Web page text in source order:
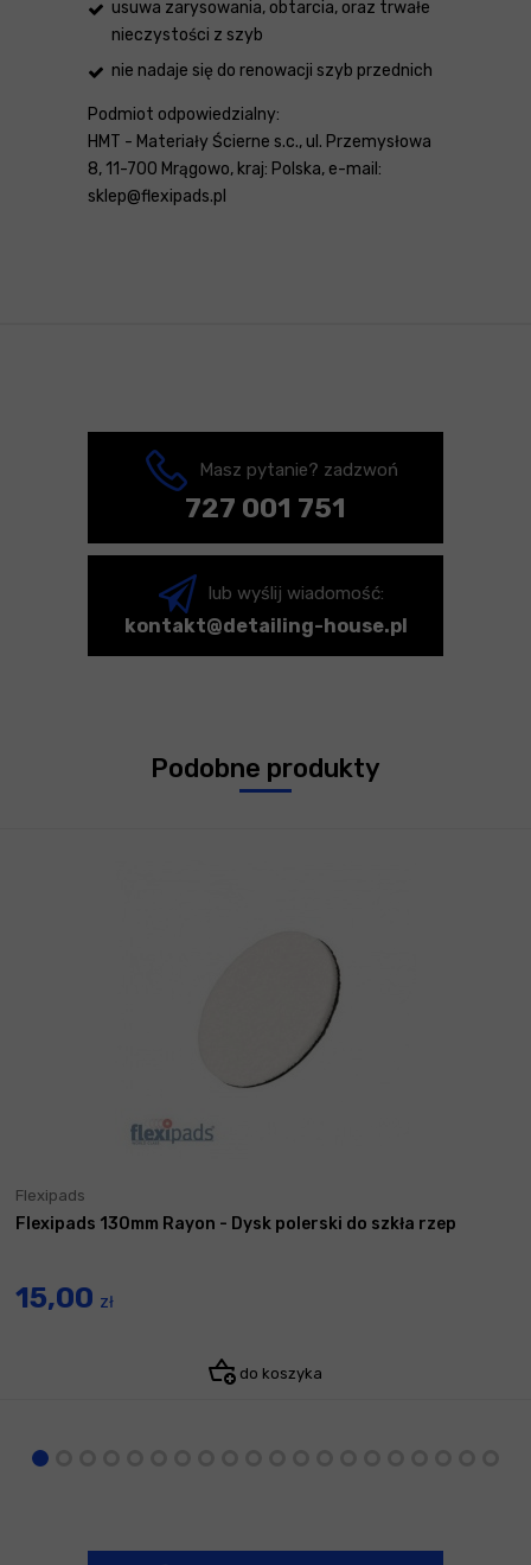
usuwa zarysowania, obtarcia, oraz trwałe
nieczystości z szyb
nie nadaje się do renowacji szyb przednich
Podmiot odpowiedzialny:
HMT - Materiały Ścierne s.c., ul. Przemysłowa
8, 11-700 Mrągowo, kraj: Polska, e-mail:
sklep@flexipads.pl
Masz pytanie? zadzwoń
727 001 751
lub wyślij wiadomość:
kontakt@detailing-house.pl
Podobne produkty
Flexipads
Flexipads 130mm Rayon - Dysk polerski do szkła rzep
15,00 zł
do koszyka